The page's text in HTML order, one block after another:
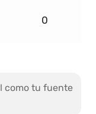
0
como tu fuente